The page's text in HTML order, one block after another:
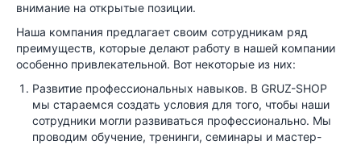
внимание на открытые позиции.
Наша компания предлагает своим сотрудникам ряд
преимуществ, которые делают работу в нашей компании
особенно привлекательной. Вот некоторые из них:
Развитие профессиональных навыков. В GRUZ-SHOP
мы стараемся создать условия для того, чтобы наши
сотрудники могли развиваться профессионально. Мы
проводим обучение, тренинги, семинары и мастер-